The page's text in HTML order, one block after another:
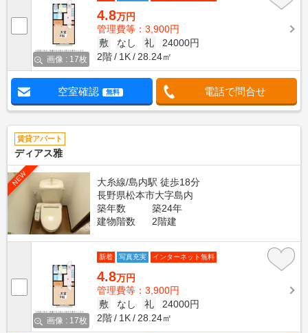
画像 : 17枚
4.8万円
管理費等：3,900円
敷
なし 礼
24000円
2階
1K 28.24㎡
空室確認 無料 電話で問合せ
賃貸アパート
ディアス雅
NEW
大糸線/島内駅 徒歩18分
長野県松本市大字島内
築年数
築24年
建物階数
2階建
画像 : 17枚
新着 写真充実 インターネット無料
4.8万円
管理費等：3,900円
敷
なし 礼
24000円
2階
1K 28.24㎡